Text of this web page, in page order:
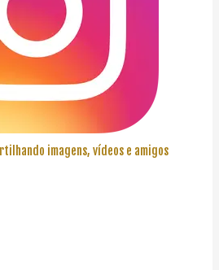
imagens, vídeos e amigos